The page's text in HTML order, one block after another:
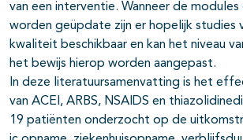
van een interventie. Wanneer de modules
worden geüpdate zijn er hopelijk studies
kwaliteit beschikbaar en kan het niveau
het bewijs hierop worden aangepast.
In deze literatuursamenvatting is het
van ACEI, ARBS, NSAIDS en
19 patiënten onderzocht op de